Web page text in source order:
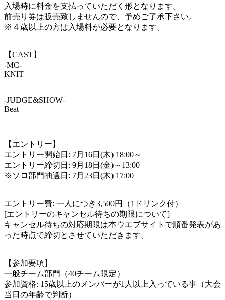
入場時に料金を支払っていただく形となります。
前売り券は販売致しませんので、予めご了承下さい。
※４歳以上の方は入場料が必要となります。
【CAST】
-MC-
KNIT
-JUDGE&SHOW-
Beat
【エントリー】
エントリー開始日: 7月16日(木) 18:00～
エントリー締切日: 9月18日(金)～13:00
※ソロ部門抽選日: 7月23日(木) 17:00
エントリー費: 一人につき3,500円（1ドリンク付）
[エントリーのキャンセル待ちの期限について]
キャンセル待ちの対応期限は本ウエブサイトで順番発表があ
った時点で締切とさせていただきます。
【参加要項】
一般チーム部門（40チーム限定）
参加資格: 15歳以上のメンバーが1人以上入っている事（大会
当日の年齢で判断）